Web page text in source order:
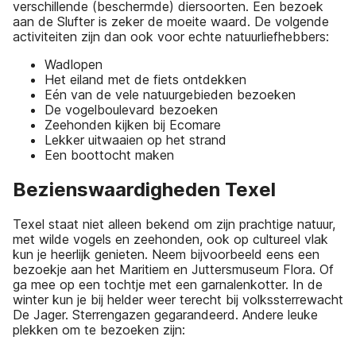
verschillende (beschermde) diersoorten. Een bezoek
aan de Slufter is zeker de moeite waard. De volgende
activiteiten zijn dan ook voor echte natuurliefhebbers:
Wadlopen
Het eiland met de fiets ontdekken
Eén van de vele natuurgebieden bezoeken
De vogelboulevard bezoeken
Zeehonden kijken bij Ecomare
Lekker uitwaaien op het strand
Een boottocht maken
Bezienswaardigheden Texel
Texel staat niet alleen bekend om zijn prachtige natuur,
met wilde vogels en zeehonden, ook op cultureel vlak
kun je heerlijk genieten. Neem bijvoorbeeld eens een
bezoekje aan het Maritiem en Juttersmuseum Flora. Of
ga mee op een tochtje met een garnalenkotter. In de
winter kun je bij helder weer terecht bij volkssterrewacht
De Jager. Sterrengazen gegarandeerd. Andere leuke
plekken om te bezoeken zijn: